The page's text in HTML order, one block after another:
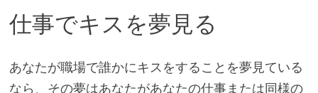
仕事でキスを夢見る
あなたが職場で誰かにキスをすることを夢見ている
なら、その夢はあなたがあなたの仕事または同様の